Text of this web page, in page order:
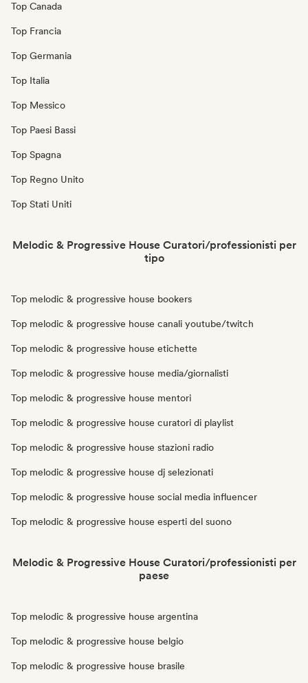
Top Canada
Top Francia
Top Germania
Top Italia
Top Messico
Top Paesi Bassi
Top Spagna
Top Regno Unito
Top Stati Uniti
Melodic & Progressive House Curatori/professionisti per
tipo
Top melodic & progressive house bookers
Top melodic & progressive house canali youtube/twitch
Top melodic & progressive house etichette
Top melodic & progressive house media/giornalisti
Top melodic & progressive house mentori
Top melodic & progressive house curatori di playlist
Top melodic & progressive house stazioni radio
Top melodic & progressive house dj selezionati
Top melodic & progressive house social media influencer
Top melodic & progressive house esperti del suono
Melodic & Progressive House Curatori/professionisti per
paese
Top melodic & progressive house argentina
Top melodic & progressive house belgio
Top melodic & progressive house brasile